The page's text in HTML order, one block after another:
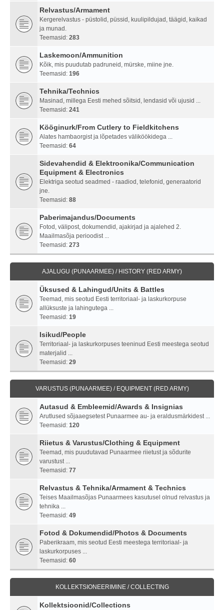
Relvastus/Armament
Kergerelvastus - püstolid, püssid, kuulipildujad, täägid, kaikad
ja munad.
Teemasid: 283
Laskemoon/Ammunition
Kõik, mis puudutab padruneid, mürske, miine jne.
Teemasid: 196
Tehnika/Technics
Masinad, millega Eesti mehed sõitsid, lendasid või ujusid ...
Teemasid: 241
Kööginurk/From Cutlery to Fieldkitchens
Alates hambaorgist ja lõpetades väliköökidega ...
Teemasid: 64
Sidevahendid & Elektroonika/Communication
Equipment & Electronics
Elektriga seotud seadmed - raadiod, telefonid, generaatorid
jne.
Teemasid: 88
Paberimajandus/Documents
Fotod, välipost, dokumendid, ajakirjad ja ajalehed 2.
Maailmasõja perioodist ...
Teemasid: 273
AJALUGU (PUNAARMEE) / HISTORY (RED ARMY)
Üksused & Lahingud/Units & Battles
Teemad, mis seotud Eesti territoriaal- ja laskurkorpuse
allüksuste ja lahingutega ...
Teemasid: 19
Isikud/People
Territoriaal- ja laskurkorpuses teeninud Eesti meestega seotud
materjalid ...
Teemasid: 29
VARUSTUS (PUNAARMEE) / EQUIPMENT (RED ARMY)
Autasud & Embleemid/Awards & Insignias
Arutlused sõjaaegsetest Punaarmee au- ja eraldusmärkidest ...
Teemasid: 120
Riietus & Varustus/Clothing & Equipment
Teemad, mis puudutavad Punaarmee riietust ja sõdurite
varustust ...
Teemasid: 77
Relvastus & Tehnika/Armament & Technics
Teises Maailmasõjas Punaarmees kasutusel olnud relvastus ja
tehnika ...
Teemasid: 49
Fotod & Dokumendid/Photos & Documents
Paberikraam, mis seotud Eesti meestega territoriaal- ja
laskurkorpuses ...
Teemasid: 60
KOLLEKTSIONEERIMINE / COLLECTING
Kollektsioonid/Collections